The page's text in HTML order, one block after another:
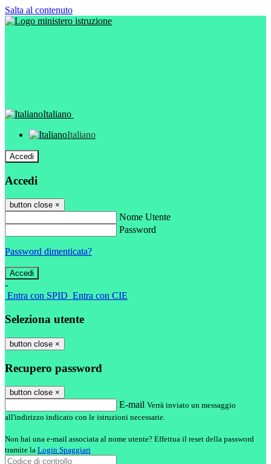
Salta al contenuto
Italiano
Italiano
Accedi
Accedi
button close ×
Nome Utente
Password
Password dimenticata?
-
Entra con SPID Entra con CIE
Seleziona utente
button close ×
Recupero password
button close ×
E-mail Verrà inviato un messaggio
all'indirizzo indicato con le istruzioni necessarie.
Non hai una e-mail associata al nome utente? Effettua il reset della password
tramite la Login Spaggiari